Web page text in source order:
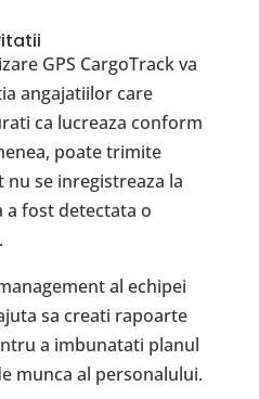
GPS CargoTrack va
angajatiilor care
ca lucreaza conform
poate trimite
nu se inregistreaza la
a fost detectata o
al echipei
sa creati rapoarte
a imbunatati planul
munca al personalului.